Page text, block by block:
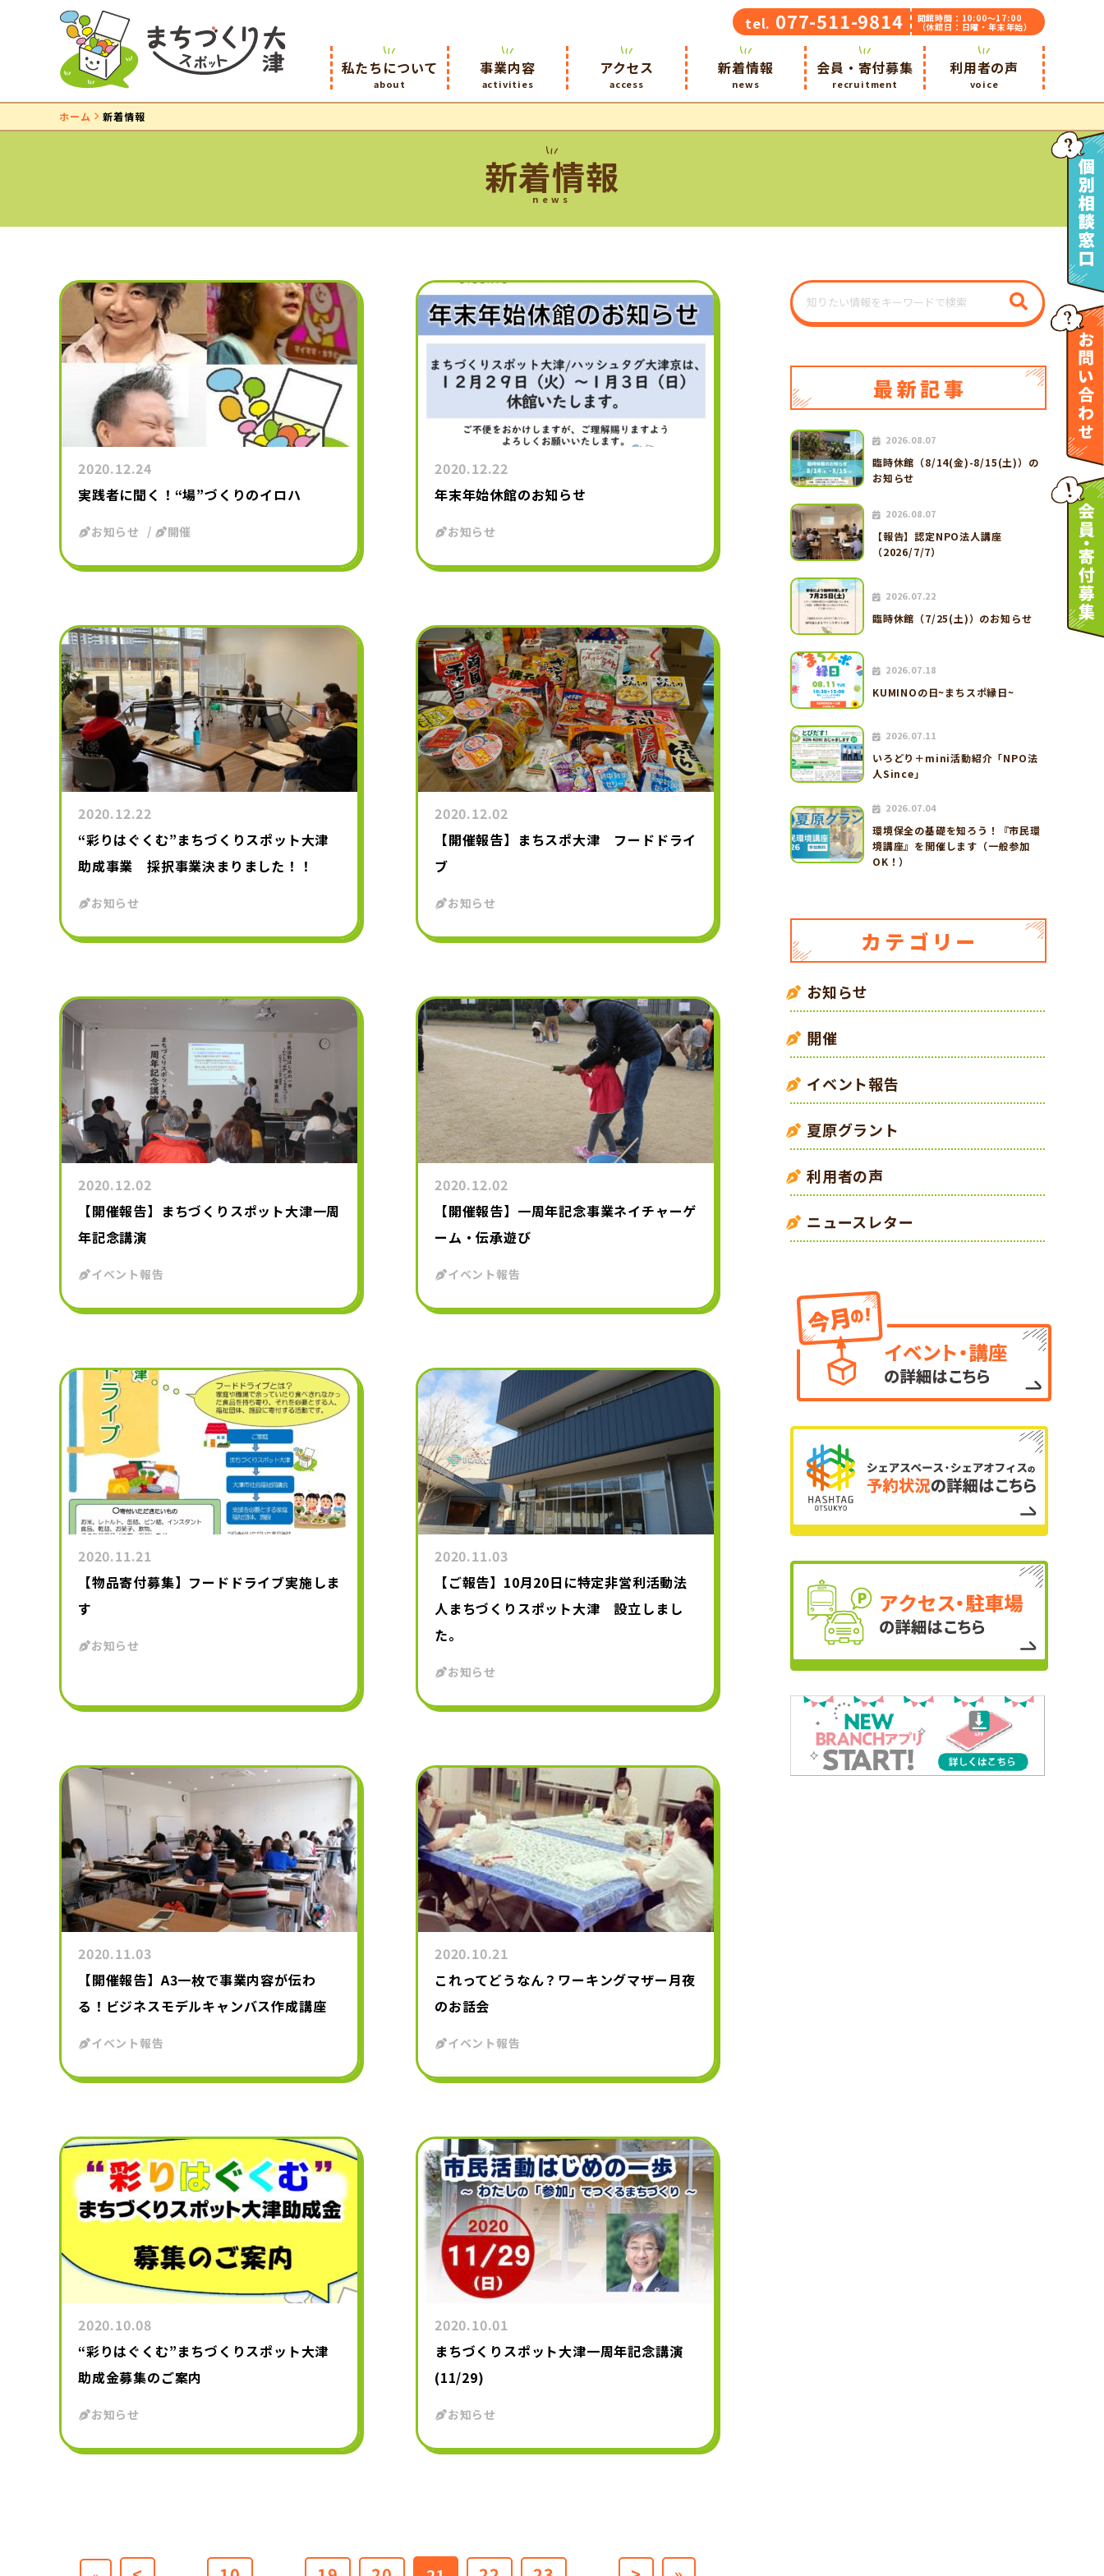
tel. 077-511-9814 開館時間：10:00～17:00
（休館日：日曜・年末年始）
私たちについて
about
事業内容
activities
アクセス
access
新着情報
news
会員・寄付募集
recruitment
利用者の声
voice
ホーム 新着情報
新着情報
news
2020.12.24
実践者に聞く！“場”づくりのイロハ
お知らせ 開催
2020.12.22
年末年始休館のお知らせ
お知らせ
2020.12.22
“彩りはぐくむ”まちづくりスポット大津
助成事業 採択事業決まりました！！
お知らせ
2020.12.02
【開催報告】まちスポ大津 フードドライ
ブ
お知らせ
2020.12.02
【開催報告】まちづくりスポット大津一周
年記念講演
イベント報告
2020.12.02
【開催報告】一周年記念事業ネイチャーゲ
ーム・伝承遊び
イベント報告
2020.11.21
【物品寄付募集】フードドライブ実施しま
す
お知らせ
2020.11.03
【ご報告】10月20日に特定非営利活動法
人まちづくりスポット大津 設立しまし
た。
お知らせ
2020.11.03
【開催報告】A3一枚で事業内容が伝わ
る！ビジネスモデルキャンバス作成講座
イベント報告
2020.10.21
これってどうなん？ワーキングマザー月夜
のお話会
イベント報告
2020.10.08
“彩りはぐくむ”まちづくりスポット大津
助成金募集のご案内
お知らせ
2020.10.01
まちづくりスポット大津一周年記念講演
(11/29)
お知らせ
2026.08.07
臨時休館（8/14(金)-8/15(土)）の
お知らせ
2026.08.07
【報告】認定NPO法人講座
（2026/7/7）
2026.07.22
臨時休館（7/25(土)）のお知らせ
2026.07.18
KUMINOの日~まちスポ縁日~
2026.07.11
いろどり＋mini活動紹介「NPO法
人Since」
2026.07.04
環境保全の基礎を知ろう！『市民環
境講座』を開催します（一般参加
OK！）
お知らせ
開催
イベント報告
夏原グラント
利用者の声
ニュースレター